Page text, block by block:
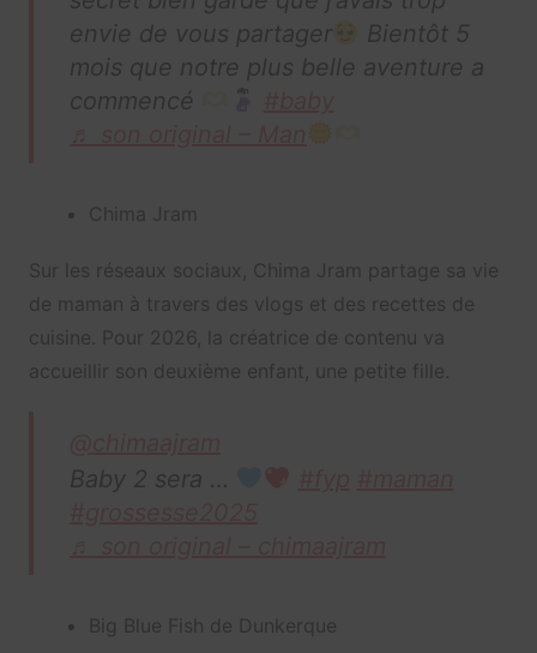
envie de vous partager
Bientôt 5
mois que notre plus belle aventure a
commencé
Chima Jram
Sur les réseaux sociaux, Chima Jram partage sa vie
de maman à travers des vlogs et des recettes de
cuisine. Pour 2026, la créatrice de contenu va
accueillir son deuxième enfant, une petite fille.
Baby 2 sera …
Big Blue Fish de Dunkerque